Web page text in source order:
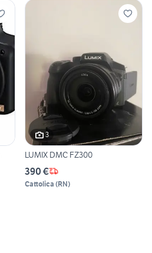
3
LUMIX DMC FZ300
390 €
Cattolica (RN)